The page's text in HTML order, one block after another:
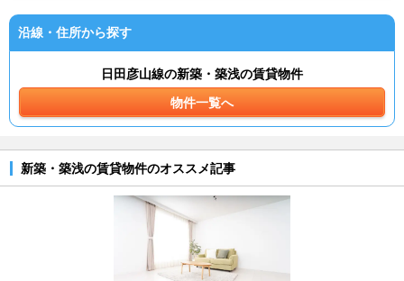
沿線・住所から探す
日田彦山線の新築・築浅の賃貸物件
物件一覧へ
新築・築浅の賃貸物件のオススメ記事